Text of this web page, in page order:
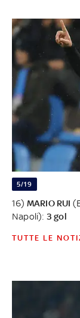
5/19
16) MARIO RUI
Napoli): 3 gol
TUTTE LE